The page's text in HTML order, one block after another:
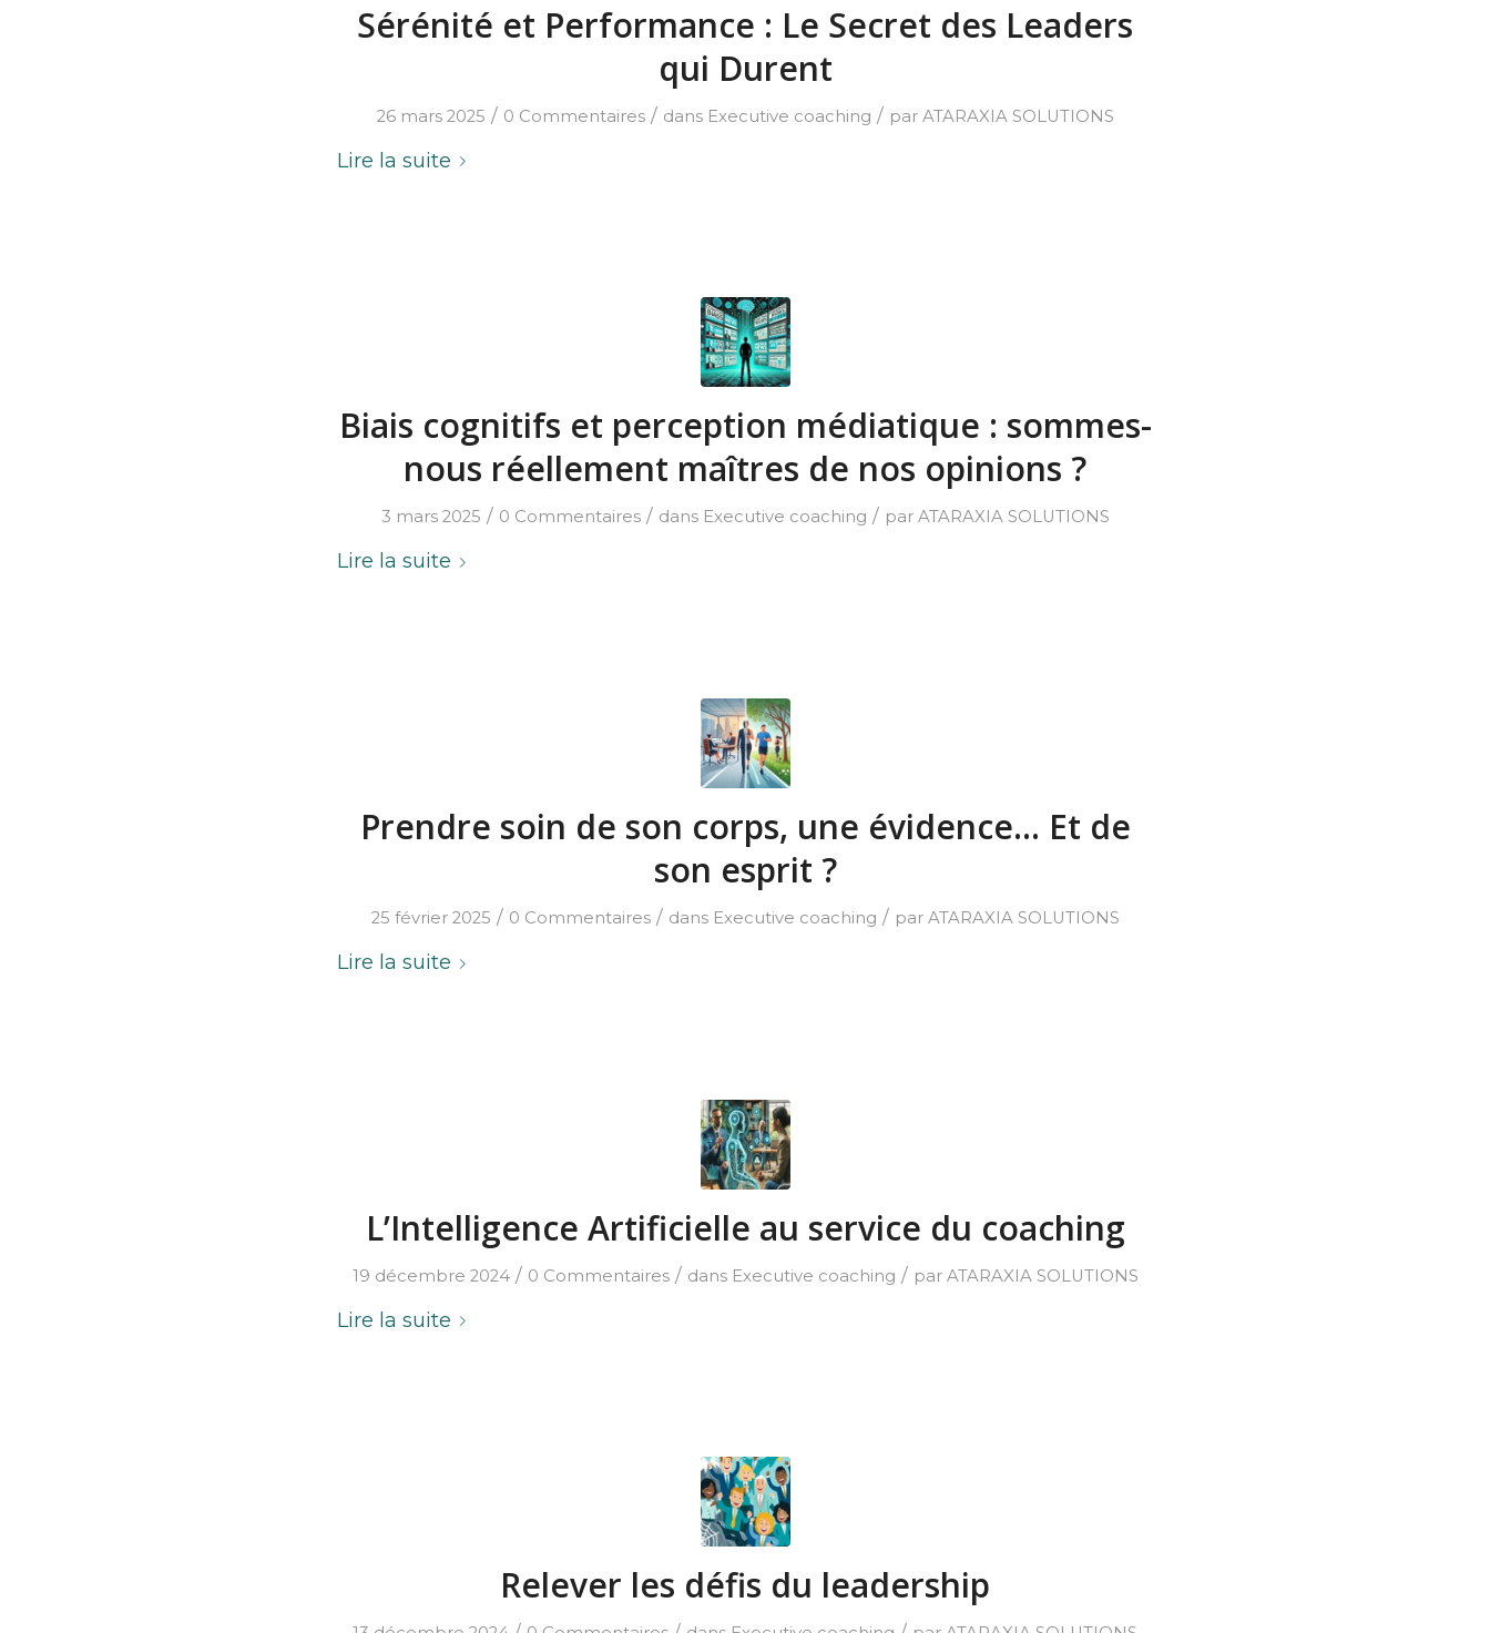
Sérénité et Performance : Le Secret des Leaders
qui Durent
26 mars 2025 / 0 Commentaires / dans Executive coaching / par ATARAXIA SOLUTIONS
Lire la suite
Biais cognitifs et perception médiatique : sommes-
nous réellement maîtres de nos opinions ?
3 mars 2025 / 0 Commentaires / dans Executive coaching / par ATARAXIA SOLUTIONS
Lire la suite
Prendre soin de son corps, une évidence… Et de
son esprit ?
25 février 2025 / 0 Commentaires / dans Executive coaching / par ATARAXIA SOLUTIONS
Lire la suite
L’Intelligence Artificielle au service du coaching
19 décembre 2024 / 0 Commentaires / dans Executive coaching / par ATARAXIA SOLUTIONS
Lire la suite
Relever les défis du leadership